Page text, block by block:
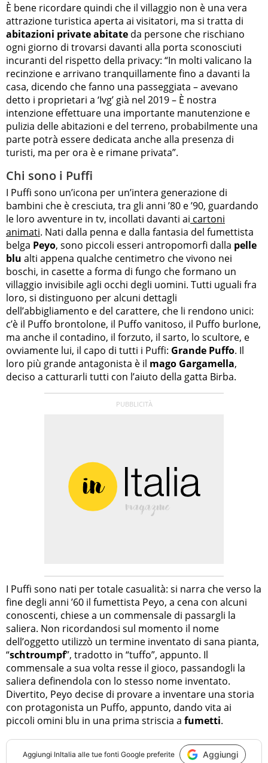
È bene ricordare quindi che il villaggio non è una vera
attrazione turistica aperta ai visitatori, ma si tratta di
abitazioni private abitate da persone che rischiano
ogni giorno di trovarsi davanti alla porta sconosciuti
incuranti del rispetto della privacy: “In molti valicano la
recinzione e arrivano tranquillamente fino a davanti la
casa, dicendo che fanno una passeggiata – avevano
detto i proprietari a ‘Ivg’ già nel 2019 – È nostra
intenzione effettuare una importante manutenzione e
pulizia delle abitazioni e del terreno, probabilmente una
parte potrà essere dedicata anche alla presenza di
turisti, ma per ora è e rimane privata”.
Chi sono i Puffi
I Puffi sono un’icona per un’intera generazione di
bambini che è cresciuta, tra gli anni ’80 e ’90, guardando
le loro avventure in tv, incollati davanti ai cartoni
animati. Nati dalla penna e dalla fantasia del fumettista
belga Peyo, sono piccoli esseri antropomorfi dalla pelle
blu alti appena qualche centimetro che vivono nei
boschi, in casette a forma di fungo che formano un
villaggio invisibile agli occhi degli uomini. Tutti uguali fra
loro, si distinguono per alcuni dettagli
dell’abbigliamento e del carattere, che li rendono unici:
c’è il Puffo brontolone, il Puffo vanitoso, il Puffo burlone,
ma anche il contadino, il forzuto, il sarto, lo scultore, e
ovviamente lui, il capo di tutti i Puffi: Grande Puffo. Il
loro più grande antagonista è il mago Gargamella,
deciso a catturarli tutti con l’aiuto della gatta Birba.
I Puffi sono nati per totale casualità: si narra che verso la
fine degli anni ’60 il fumettista Peyo, a cena con alcuni
conoscenti, chiese a un commensale di passargli la
saliera. Non ricordandosi sul momento il nome
dell’oggetto utilizzò un termine inventato di sana pianta,
“schtroumpf”, tradotto in “tuffo”, appunto. Il
commensale a sua volta resse il gioco, passandogli la
saliera definendola con lo stesso nome inventato.
Divertito, Peyo decise di provare a inventare una storia
con protagonista un Puffo, appunto, dando vita ai
piccoli omini blu in una prima striscia a fumetti.
Aggiungi InItalia alle tue fonti Google preferite Aggiungi